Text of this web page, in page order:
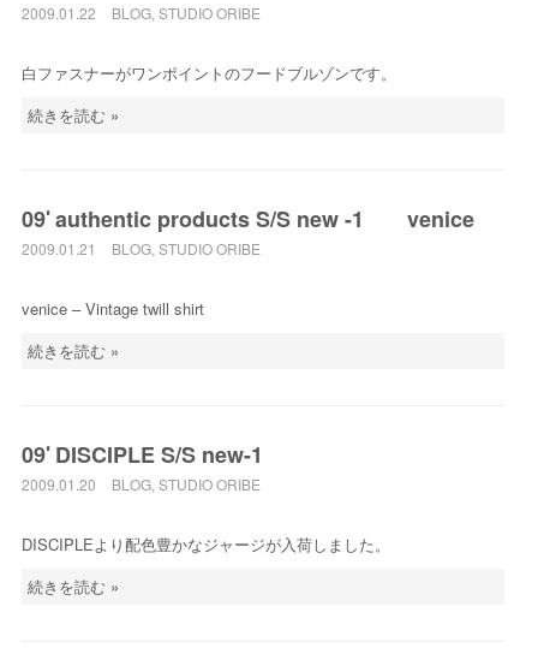
2009.01.22 BLOG, STUDIO ORIBE
白ファスナーがワンポイントのフードブルゾンです。
続きを読む »
09′ authentic products S/S new -1 venice
2009.01.21 BLOG, STUDIO ORIBE
venice – Vintage twill shirt
続きを読む »
09′ DISCIPLE S/S new-1
2009.01.20 BLOG, STUDIO ORIBE
DISCIPLEより配色豊かなジャージが入荷しました。
続きを読む »